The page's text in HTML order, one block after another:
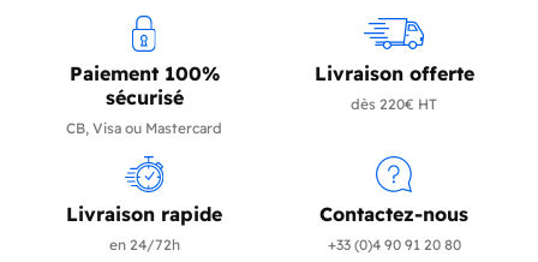
Paiement 100%
sécurisé
CB, Visa ou Mastercard
Livraison offerte
dès 220€ HT
Livraison rapide
en 24/72h
Contactez-nous
+33 (0)4 90 91 20 80